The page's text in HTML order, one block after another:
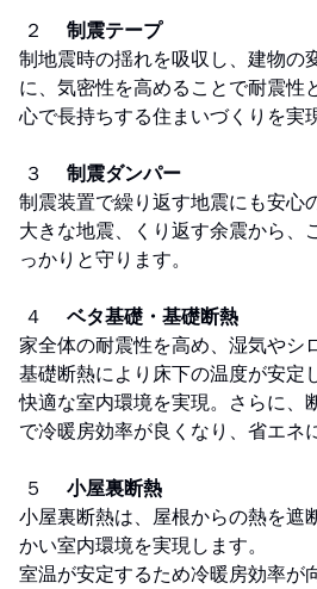
２ 制震テープ
制地震時の揺れを吸収し、建物の
に、気密性を高めることで耐震性
心で長持ちする住まいづくりを実
３ 制震ダンパー
制震装置で繰り返す地震にも安心
大きな地震、くり返す余震から、
っかりと守ります。
４ ベタ基礎・基礎断熱
家全体の耐震性を高め、湿気やシ
基礎断熱により床下の温度が安定
快適な室内環境を実現。さらに、
で冷暖房効率が良くなり、省エネ
５ 小屋裏断熱
小屋裏断熱は、屋根からの熱を遮
かい室内環境を実現します。
室温が安定するため冷暖房効率が